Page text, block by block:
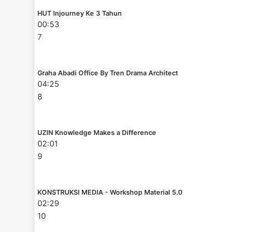
HUT Injourney Ke 3 Tahun
00:53
7
Graha Abadi Office By Tren Drama Architect
04:25
8
UZIN Knowledge Makes a Difference
02:01
9
KONSTRUKSI MEDIA - Workshop Material 5.0
02:29
10